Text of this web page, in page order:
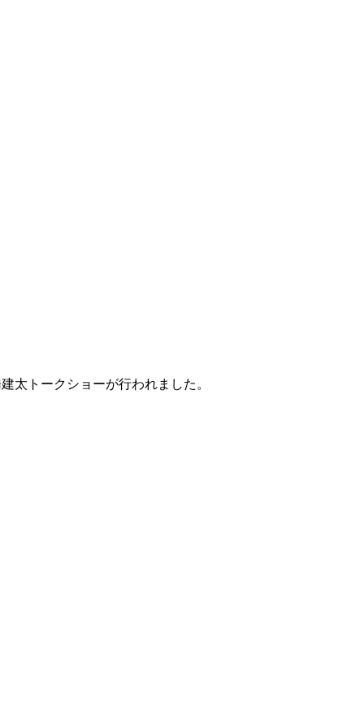
太トークショーが行われました。